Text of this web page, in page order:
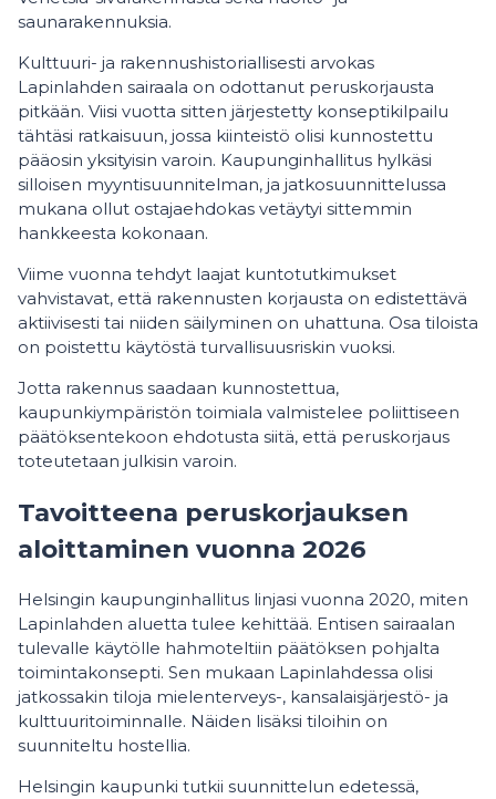
saunarakennuksia.
Kulttuuri- ja rakennushistoriallisesti arvokas
Lapinlahden sairaala on odottanut peruskorjausta
pitkään. Viisi vuotta sitten järjestetty konseptikilpailu
tähtäsi ratkaisuun, jossa kiinteistö olisi kunnostettu
pääosin yksityisin varoin. Kaupunginhallitus hylkäsi
silloisen myyntisuunnitelman, ja jatkosuunnittelussa
mukana ollut ostajaehdokas vetäytyi sittemmin
hankkeesta kokonaan.
Viime vuonna tehdyt laajat kuntotutkimukset
vahvistavat, että rakennusten korjausta on edistettävä
aktiivisesti tai niiden säilyminen on uhattuna. Osa tiloista
on poistettu käytöstä turvallisuusriskin vuoksi.
Jotta rakennus saadaan kunnostettua,
kaupunkiympäristön toimiala valmistelee poliittiseen
päätöksentekoon ehdotusta siitä, että peruskorjaus
toteutetaan julkisin varoin.
Tavoitteena peruskorjauksen
aloittaminen vuonna 2026
Helsingin kaupunginhallitus linjasi vuonna 2020, miten
Lapinlahden aluetta tulee kehittää. Entisen sairaalan
tulevalle käytölle hahmoteltiin päätöksen pohjalta
toimintakonsepti. Sen mukaan Lapinlahdessa olisi
jatkossakin tiloja mielenterveys-, kansalaisjärjestö- ja
kulttuuritoiminnalle. Näiden lisäksi tiloihin on
suunniteltu hostellia.
Helsingin kaupunki tutkii suunnittelun edetessä,